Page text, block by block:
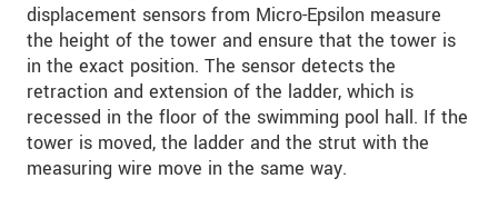
displacement sensors from Micro-Epsilon measure
the height of the tower and ensure that the tower is
in the exact position. The sensor detects the
retraction and extension of the ladder, which is
recessed in the floor of the swimming pool hall. If the
tower is moved, the ladder and the strut with the
measuring wire move in the same way.